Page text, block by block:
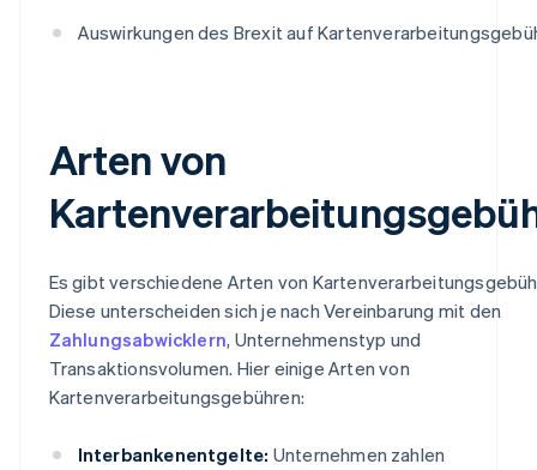
Auswirkungen des Brexit auf
Arten von
Es gibt verschiedene Arten von
Diese unterscheiden sich je nach Vereinbarung mit den
Zahlungsabwicklern, Unternehmenstyp und
Transaktionsvolumen. Hier einige Arten von
Kartenverarbeitungsgebühren:
Interbankenentgelte: Unternehmen zahlen